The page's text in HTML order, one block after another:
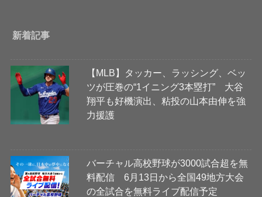
新着記事
【MLB】タッカー、ラッシング、ベッ
ツが圧巻の“1イニング3本塁打” 大谷
翔平も好機演出、粘投の山本由伸を強
力援護
バーチャル高校野球が3000試合超を無
料配信 6月13日から全国49地方大会
の全試合を無料ライブ配信予定